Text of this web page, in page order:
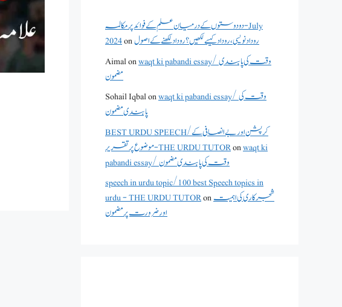
دو دوستوں کے درمیان علم کے فوائد پر مکالمہ - July
2024onروداد نویسی ،روداد کیسے لکھیں؟ روداد لکھنے کے اصول
Aimalonwaqt ki pabandi essay/ وقت کی پابندی
مضمون
Sohail Iqbalonwaqt ki pabandi essay/ وقت کی
پابندی مضمون
BEST URDU SPEECH/کرپشن اور بے انصافی کے
موضوع پر تقریر - THE URDU TUTORonwaqt ki
pabandi essay/ وقت کی پابندی مضمون
speech in urdu topic/100 best Speech topics in
urdu - THE URDU TUTORonشجرکاری کی اہمیت
اور ضرورت پر مضمون